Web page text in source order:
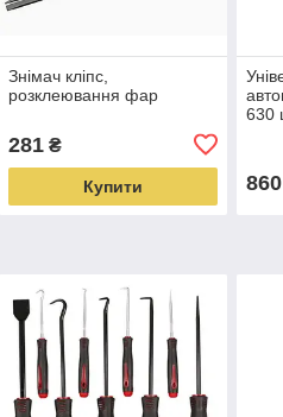
Знімач кліпс,
розклеювання фар
281₴
Купити
630
860